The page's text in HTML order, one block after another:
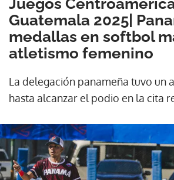
Juegos
Guatemala 2025|
medallas en softbol
atletismo femenino
La delegación panameña tuvo un
hasta alcanzar el podio en la cita